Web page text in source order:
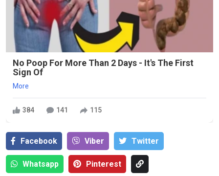
No Poop For More Than 2 Days - It's The First
Sign Of
More
384 141 115
Facebook Viber Тwitter
Whatsapp Pinterest